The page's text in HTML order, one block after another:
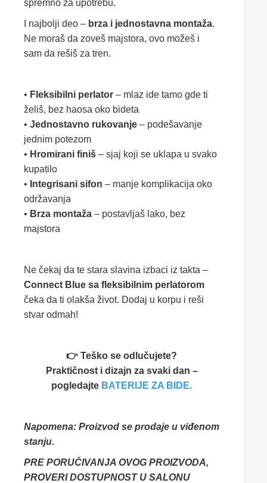
spremno za upotrebu.
najbolji deo – brza i jednostavna montaža.
Ne moraš da zoveš majstora, ovo možeš i
sam da rešiš za tren.
• Fleksibilni perlator – mlaz ide tamo gde ti
želiš, bez haosa oko bideta
• Jednostavno rukovanje – podešavanje
jednim potezom
• Hromirani finiš – sjaj koji se uklapa u svako
kupatilo
• Integrisani sifon – manje komplikacija oko
održavanja
• Brza montaža – postavljaš lako, bez
majstora
Ne čekaj da te stara slavina izbaci iz takta –
Connect Blue sa fleksibilnim perlatorom
čeka da ti olakša život. Dodaj u korpu i reši
stvar odmah!
👉 Teško se odlučujete?
Praktičnost i dizajn za svaki dan –
pogledajte BATERIJE ZA BIDE.
Napomena: Proizvod se prodaje u viđenom
stanju.
PRE PORUČIVANJA OVOG PROIZVODA,
PROVERI DOSTUPNOST U SALONU